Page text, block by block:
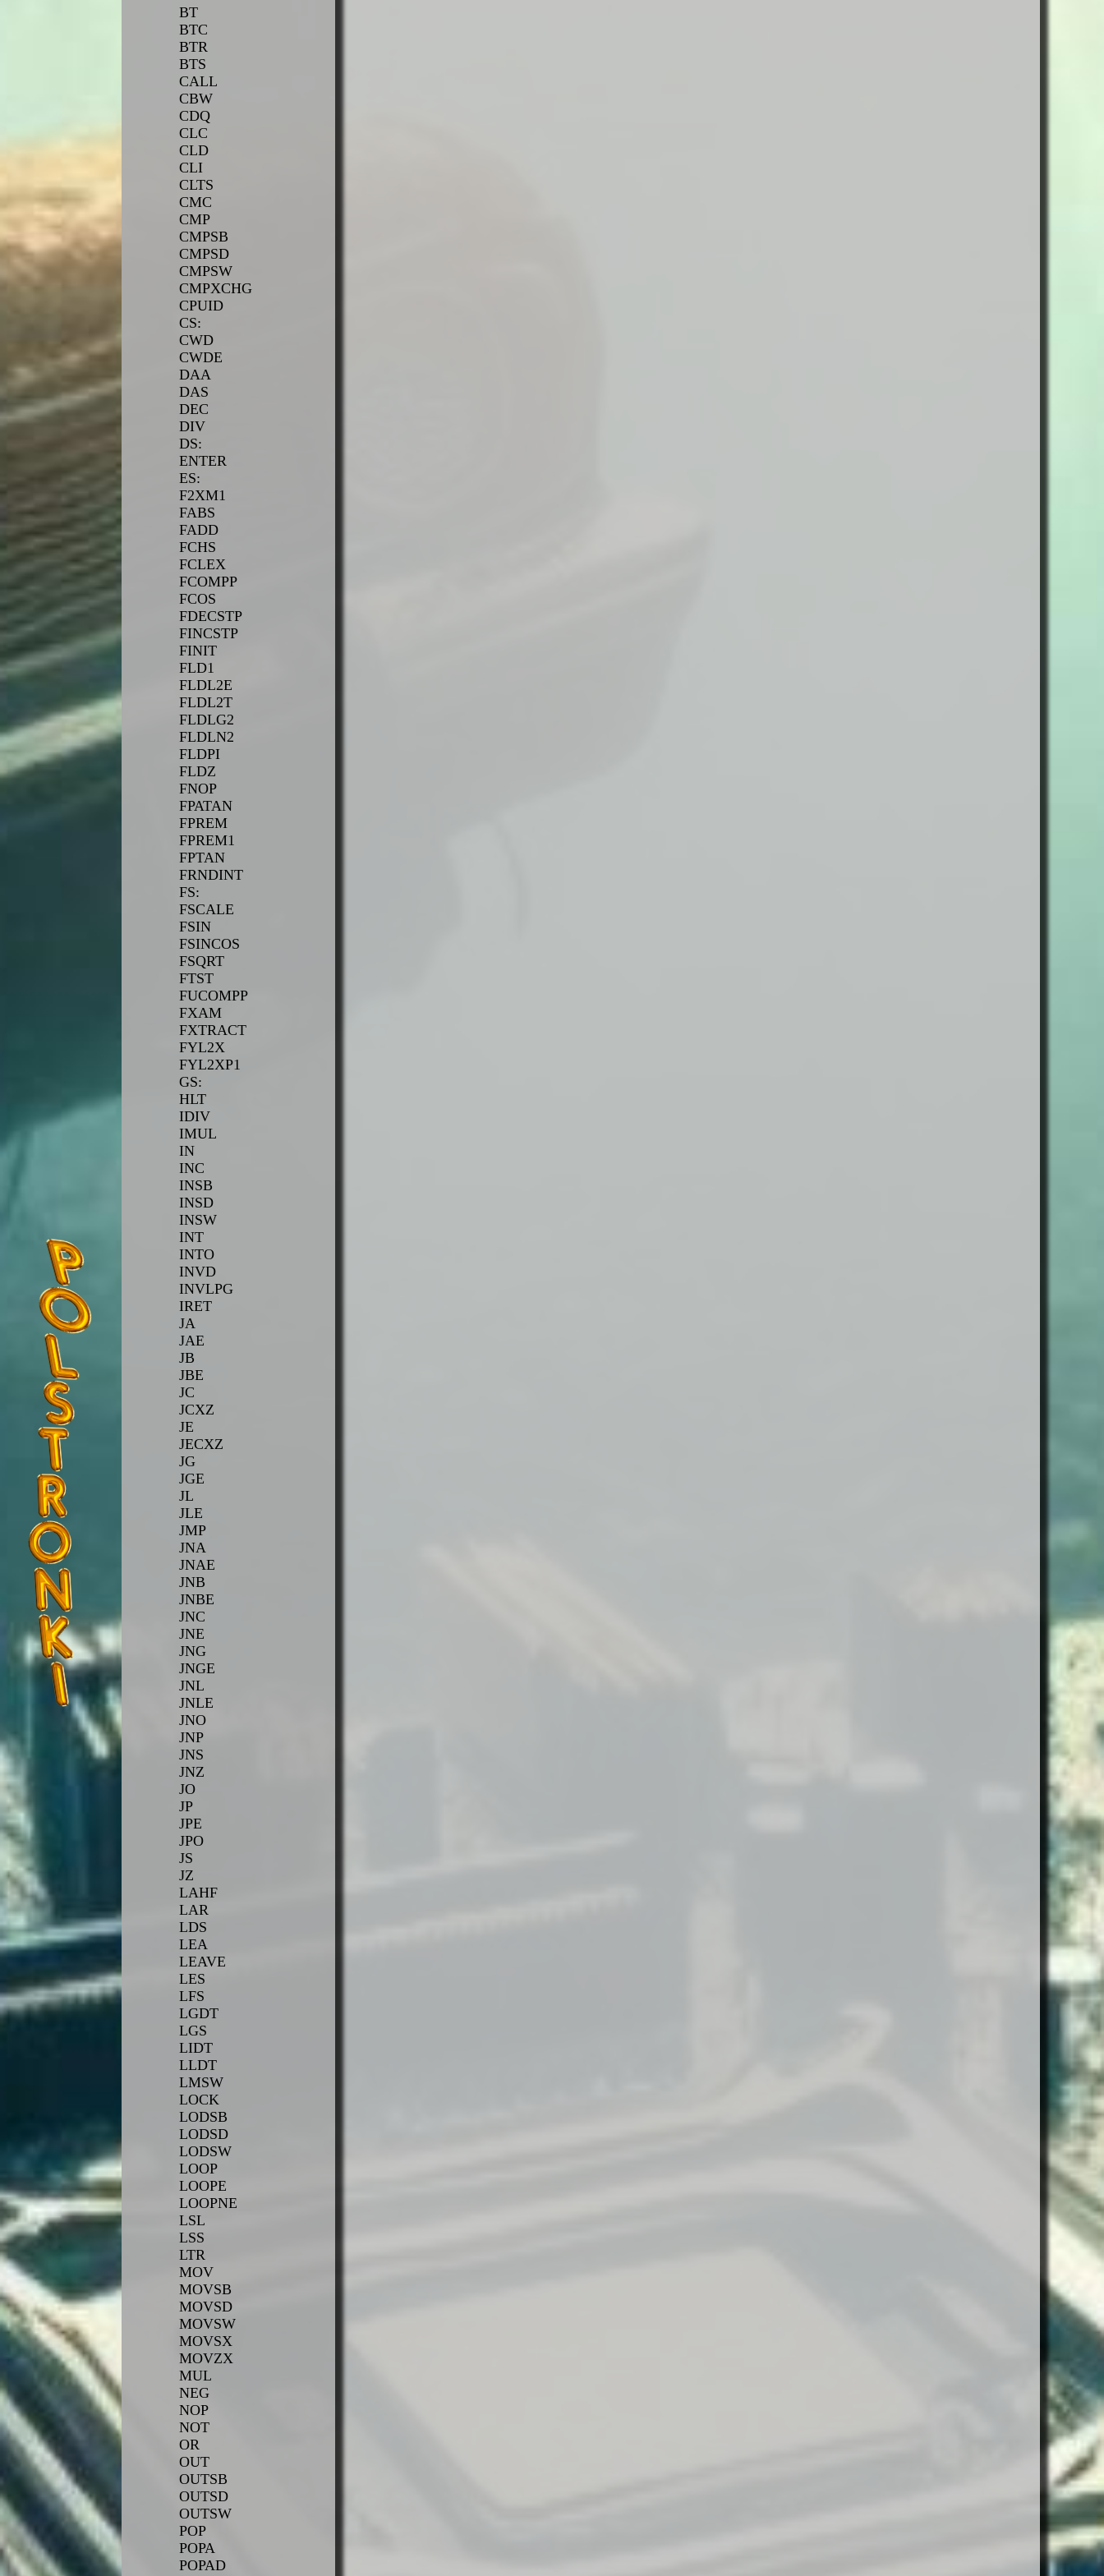
BT
BTC
BTR
BTS
CALL
CBW
CDQ
CLC
CLD
CLI
CLTS
CMC
CMP
CMPSB
CMPSD
CMPSW
CMPXCHG
CPUID
CS:
CWD
CWDE
DAA
DAS
DEC
DIV
DS:
ENTER
ES:
F2XM1
FABS
FADD
FCHS
FCLEX
FCOMPP
FCOS
FDECSTP
FINCSTP
FINIT
FLD1
FLDL2E
FLDL2T
FLDLG2
FLDLN2
FLDPI
FLDZ
FNOP
FPATAN
FPREM
FPREM1
FPTAN
FRNDINT
FS:
FSCALE
FSIN
FSINCOS
FSQRT
FTST
FUCOMPP
FXAM
FXTRACT
FYL2X
FYL2XP1
GS:
HLT
IDIV
IMUL
IN
INC
INSB
INSD
INSW
INT
INTO
INVD
INVLPG
IRET
JA
JAE
JB
JBE
JC
JCXZ
JE
JECXZ
JG
JGE
JL
JLE
JMP
JNA
JNAE
JNB
JNBE
JNC
JNE
JNG
JNGE
JNL
JNLE
JNO
JNP
JNS
JNZ
JO
JP
JPE
JPO
JS
JZ
LAHF
LAR
LDS
LEA
LEAVE
LES
LFS
LGDT
LGS
LIDT
LLDT
LMSW
LOCK
LODSB
LODSD
LODSW
LOOP
LOOPE
LOOPNE
LSL
LSS
LTR
MOV
MOVSB
MOVSD
MOVSW
MOVSX
MOVZX
MUL
NEG
NOP
NOT
OR
OUT
OUTSB
OUTSD
OUTSW
POP
POPA
POPAD